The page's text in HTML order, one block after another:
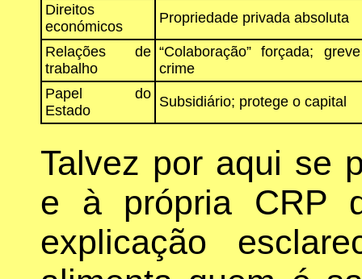
Direitos
económicos
Propriedade privada absoluta
Relações de
trabalho
“Colaboração” forçada;
crime
Papel do
Estado
Subsidiário; protege o capital
Talvez por aqui se
e à própria CRP
explicação